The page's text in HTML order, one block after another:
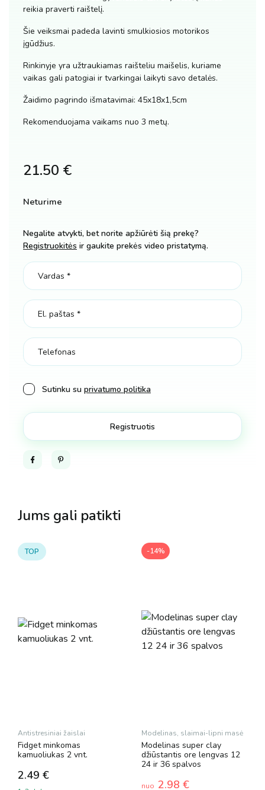
reikia praverti raištelį.
Šie veiksmai padeda lavinti smulkiosios motorikos
įgūdžius.
Rinkinyje yra užtraukiamas raišteliu maišelis, kuriame
vaikas gali patogiai ir tvarkingai laikyti savo detalės.
Žaidimo pagrindo išmatavimai: 45x18x1,5cm
Rekomenduojama vaikams nuo 3 metų.
21.50 €
Neturime
Negalite atvykti, bet norite apžiūrėti šią prekę?
Registruokitės ir gaukite prekės video pristatymą.
Sutinku su privatumo politika
FacebookPinterest
Jums gali patikti
TOP
Antistresiniai žaislai
Fidget minkomas
kamuoliukas 2 vnt.
2.49 €
-14%
Modelinas, slaimai-lipni masė
Modelinas super clay
džiūstantis ore lengvas 12
24 ir 36 spalvos
nuo 2.98 €